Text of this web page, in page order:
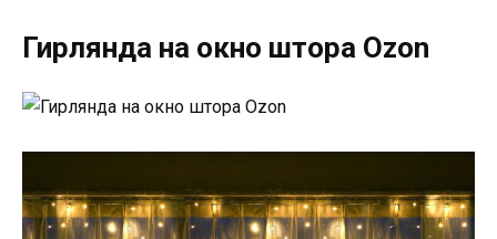
Гирлянда на окно штора Ozon